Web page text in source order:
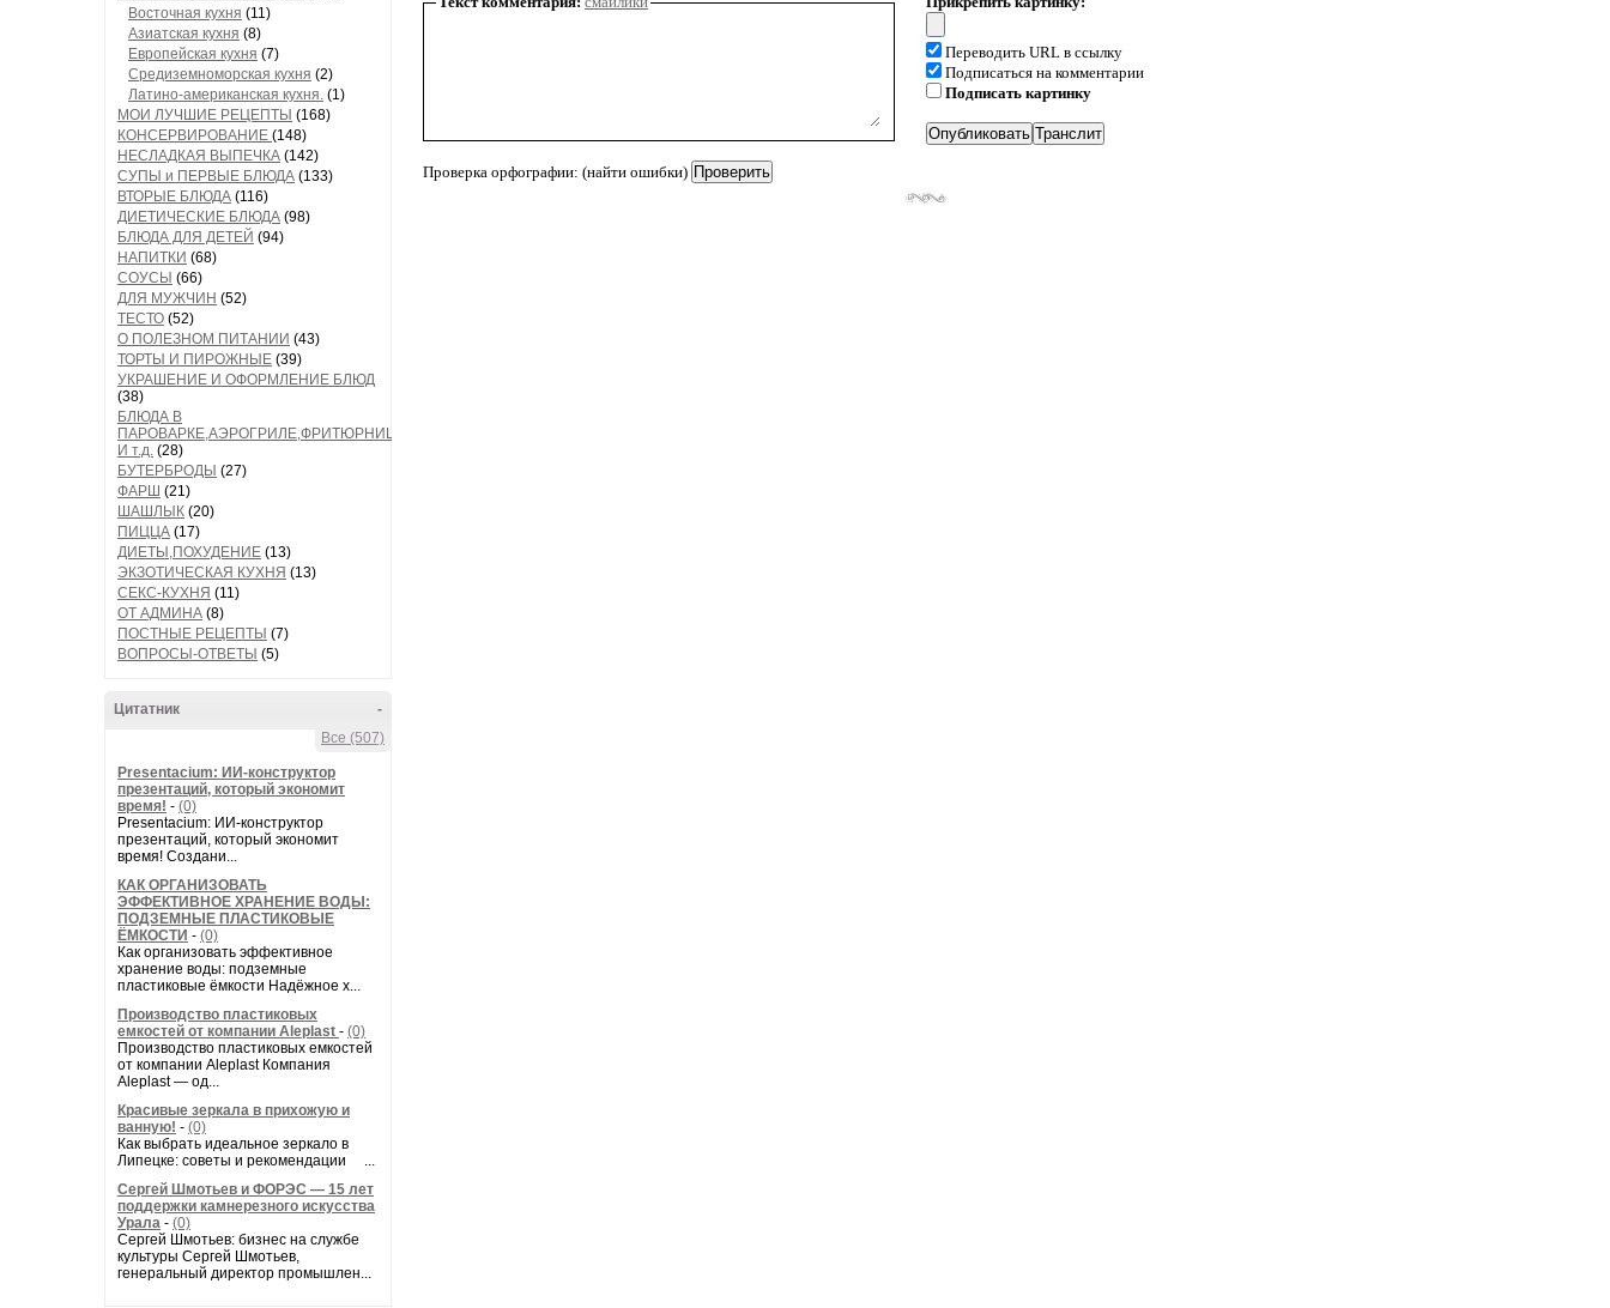
Восточная кухня (11)
Азиатская кухня (8)
Европейская кухня (7)
Средиземноморская кухня (2)
Латино-американская кухня. (1)
МОИ ЛУЧШИЕ РЕЦЕПТЫ (168)
КОНСЕРВИРОВАНИЕ (148)
НЕСЛАДКАЯ ВЫПЕЧКА (142)
СУПЫ и ПЕРВЫЕ БЛЮДА (133)
ВТОРЫЕ БЛЮДА (116)
ДИЕТИЧЕСКИЕ БЛЮДА (98)
БЛЮДА ДЛЯ ДЕТЕЙ (94)
НАПИТКИ (68)
СОУСЫ (66)
ДЛЯ МУЖЧИН (52)
ТЕСТО (52)
О ПОЛЕЗНОМ ПИТАНИИ (43)
ТОРТЫ И ПИРОЖНЫЕ (39)
УКРАШЕНИЕ И ОФОРМЛЕНИЕ БЛЮД
(38)
БЛЮДА В
ПАРОВАРКЕ,АЭРОГРИЛЕ,ФРИТЮРНИЦЕ
И т.д. (28)
БУТЕРБРОДЫ (27)
ФАРШ (21)
ШАШЛЫК (20)
ПИЦЦА (17)
ДИЕТЫ,ПОХУДЕНИЕ (13)
ЭКЗОТИЧЕСКАЯ КУХНЯ (13)
СЕКС-КУХНЯ (11)
ОТ АДМИНА (8)
ПОСТНЫЕ РЕЦЕПТЫ (7)
ВОПРОСЫ-ОТВЕТЫ (5)
-
Цитатник
Все (507)
Presentacium: ИИ‑конструктор
презентаций, который экономит
время! - (0)
Presentacium: ИИ‑конструктор
презентаций, который экономит
время! Создани...
КАК ОРГАНИЗОВАТЬ
ЭФФЕКТИВНОЕ ХРАНЕНИЕ ВОДЫ:
ПОДЗЕМНЫЕ ПЛАСТИКОВЫЕ
ЁМКОСТИ - (0)
Как организовать эффективное
хранение воды: подземные
пластиковые ёмкости Надёжное х...
Производство пластиковых
емкостей от компании Aleplast - (0)
Производство пластиковых емкостей
от компании Aleplast Компания
Aleplast — од...
Красивые зеркала в прихожую и
ванную! - (0)
Как выбрать идеальное зеркало в
Липецке: советы и рекомендации ...
Сергей Шмотьев и ФОРЭС — 15 лет
поддержки камнерезного искусства
Урала - (0)
Сергей Шмотьев: бизнес на службе
культуры Сергей Шмотьев,
генеральный директор промышлен...
Проверка орфографии: (найти ошибки)
Переводить URL в ссылку
Подписаться на комментарии
Подписать картинку